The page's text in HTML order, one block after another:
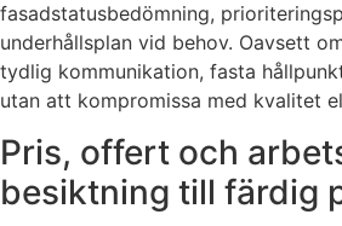
fasadstatusbedömning,
underhållsplan vid behov. Oavsett
tydlig kommunikation, fasta
utan att kompromissa med kvalitet
Pris, offert och
besiktning till färdig